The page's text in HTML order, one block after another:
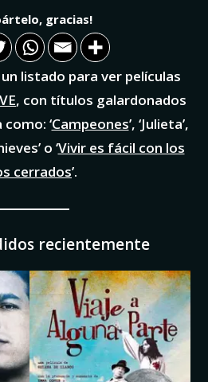
gracias!
listado para ver películas
, con títulos galardonados
‘Campeones’, ‘Julieta’,
o ‘Vivir es fácil con los
cerrados’.
recientemente